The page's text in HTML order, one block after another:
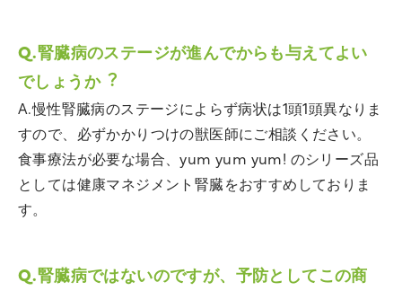
Q.腎臓病のステージが進んでからも与えてよい
でしょうか︖
A.慢性腎臓病のステージによらず病状は1頭1頭異なりま
すので、必ずかかりつけの獣医師にご相談ください。
食事療法が必要な場合、yum yum yum! のシリーズ品
としては健康マネジメント腎臓をおすすめしておりま
す。
Q.腎臓病ではないのですが、予防としてこの商